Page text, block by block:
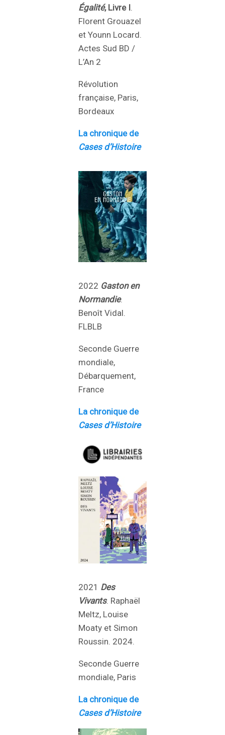
Égalité, Livre I.
Florent Grouazel
et Younn Locard.
Actes Sud BD /
L’An 2
Révolution
française, Paris,
Bordeaux
La chronique de
Cases d’Histoire
2022 Gastonen
Normandie.
Benoît Vidal.
FLBLB
Seconde Guerre
mondiale,
Débarquement,
France
La chronique de
Cases d’Histoire
2021 Des
Vivants. Raphaël
Meltz, Louise
Moaty et Simon
Roussin. 2024.
Seconde Guerre
mondiale, Paris
La chronique de
Cases d’Histoire